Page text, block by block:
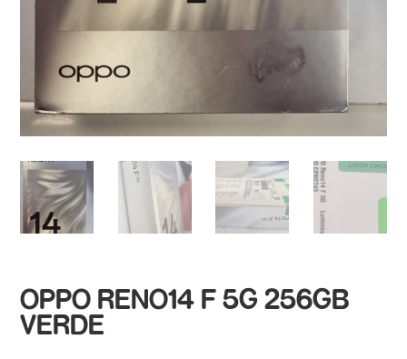
OPPO RENO14 F 5G 256GB
VERDE